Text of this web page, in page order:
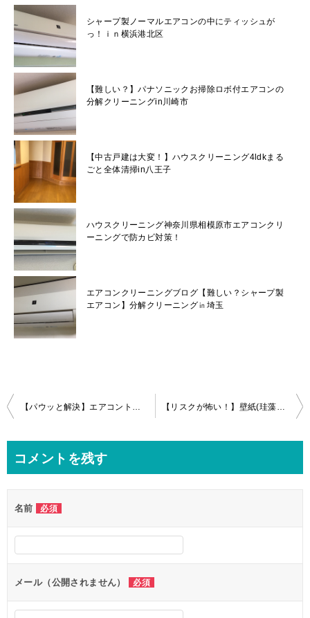
シャープ製ノーマルエアコンの中にティッシュが
っ！ｉｎ横浜港北区
【難しい？】パナソニックお掃除ロボ付エアコンの
分解クリーニングin川崎市
【中古戸建は大変！】ハウスクリーニング4ldkまる
ごと全体清掃in八王子
ハウスクリーニング神奈川県相模原市エアコンクリ
ーニングで防カビ対策！
エアコンクリーニングブログ【難しい？シャープ製
エアコン】分解クリーニング㏌埼玉
投
ビ
ー
シ
ョ
ン
コメントを残す
名前 必須
メール（公開されません） 必須